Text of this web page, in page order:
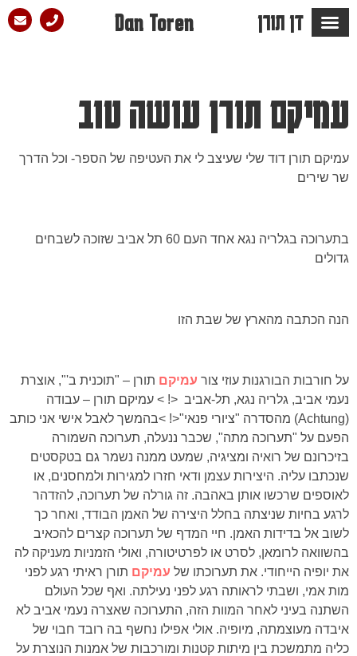
דן תורן Dan Toren
עמיקם תורן עושה טוב
עמיקם תורן דוד שלי שעיצב לי את העטיפה של הספר- וכל הדרך
שר שירים
בתערוכה בגלריה נגא אחד העם 60 תל אביב שזוכה לשבחים
גדולים
הנה הכתבה מהארץ של שבת הזו
על חורבות הבורגנות עוזי צור עמיקם תורן – "תוכנית ב'", אוצרת
נעמי אביב, גלריה נגא, תל-אביב <! > עמיקם תורן – עבודה
(Achtung) מהסדרה "ציורי פנאי"
<! >בהמשך לאבל אישי אני כותב
הפעם על "תערוכה מתה", שכבר ננעלה, תערוכה השמורה
בזיכרונם של רואיה ומציגיה, שמעט ממנה נשמר גם בטקסטים
שנכתבו עליה. היצירות עצמן ודאי חזרו למגירות ולמחסנים, או
לאוספים שרכשו אותן באהבה. זה גורלה של תערוכה, להזדהר
לרגע בחיות שניצתה בחלל היצירה של האמן הבודד, ואחר כך
לשוב אל בדידות האמן. חיי המדף של תערוכה קצרים להכאיב
בהשוואה לרומאן, לסרט או לפרטיטורה, ואולי הזמניות מעניקה לה
את יופיה הייחודי. את תערוכתו של עמיקם תורן ראיתי רגע לפני
מות אמי, ושבתי לראותה רגע לפני נעילתה. ואף שכל העולם
השתנה בעיני לאחר המוות הזה, התערוכה שאצרה נעמי אביב לא
איבדה מעוצמתה, מיופיה. אולי אפילו נחשף בה רובד חבוי של
כליה מתמשכת בין מיתות קטנות ומורכבות של אמנות הנוצרת על